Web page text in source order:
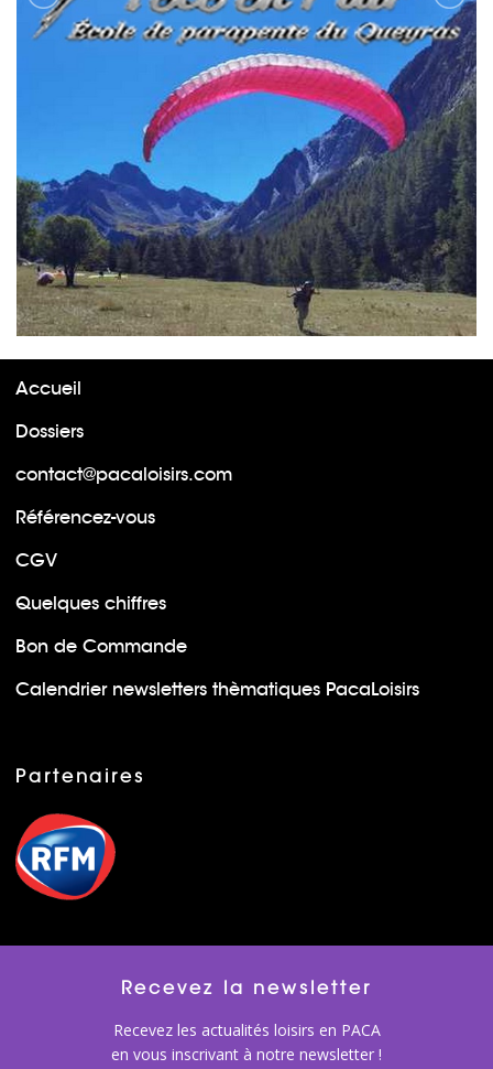
Accueil
Dossiers
contact@pacaloisirs.com
Référencez-vous
CGV
Quelques chiffres
Bon de Commande
Calendrier newsletters thèmatiques PacaLoisirs
Partenaires
Recevez la newsletter
Recevez les actualités loisirs en PACA
en vous inscrivant à notre newsletter !